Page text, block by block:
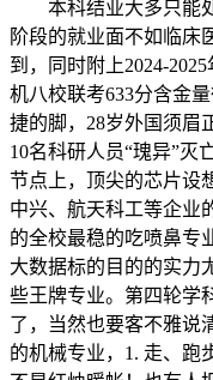
本科结业大多只能处
阶段的就业面不如临床
到，同时附上2024-
机八校联考633分含金
捷的脚，28岁外国须眉
10名科研人员“瑰异”灭
节点上，顶尖的芯片设
中兴、航天科工等企业
的全校最稳的吃喷鼻专
大数据标的目的的实力
些王牌专业。第四轮学
了，当然也要客不雅说
的机械专业，1. 走、跑